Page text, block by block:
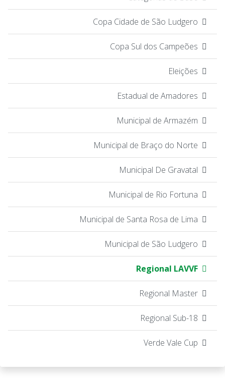
Copa Cidade de São Ludgero
Copa Sul dos Campeões
Eleições
Estadual de Amadores
Municipal de Armazém
Municipal de Braço do Norte
Municipal De Gravatal
Municipal de Rio Fortuna
Municipal de Santa Rosa de Lima
Municipal de São Ludgero
Regional LAVVF
Regional Master
Regional Sub-18
Verde Vale Cup